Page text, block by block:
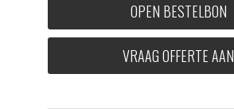
OPEN BESTELBON
VRAAG OFFERTE AAN